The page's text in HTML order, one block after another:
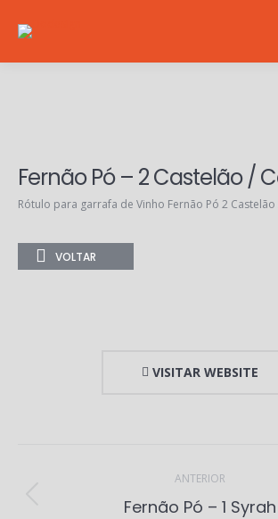
Fernão Pó – 2 Castelão /
Rótulo para garrafa de Vinho Fernão Pó 2
VOLTAR
VISITAR WEBSITE
ANTERIOR
Previous
Fernão Pó – 1 Syrah